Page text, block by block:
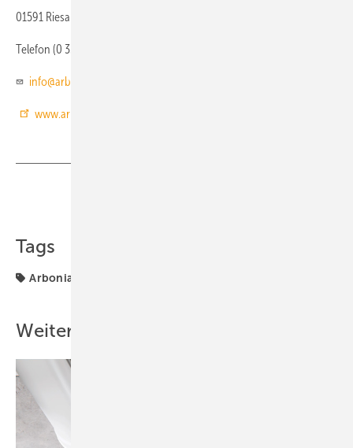
01591 Riesa
Telefon (0 35 25) 74 60
info@arbonia.de
www.arbonia.de
Tags
Arbonia
Weitere Inhalte